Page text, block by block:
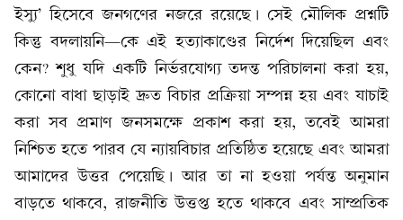
ইস্যু’ হিসেবে জনগণের নজরে রয়েছে। সেই মৌলিক প্রশ্নটি
কিন্তু বদলায়নি—কে এই হত্যাকাণ্ডের নির্দেশ দিয়েছিল এবং
কেন? শুধু যদি একটি নির্ভরযোগ্য তদন্ত পরিচালনা করা হয়,
কোনো বাধা ছাড়াই দ্রুত বিচার প্রক্রিয়া সম্পন্ন হয় এবং যাচাই
করা সব প্রমাণ জনসমক্ষে প্রকাশ করা হয়, তবেই আমরা
নিশ্চিত হতে পারব যে ন্যায়বিচার প্রতিষ্ঠিত হয়েছে এবং আমরা
আমাদের উত্তর পেয়েছি। আর তা না হওয়া পর্যন্ত অনুমান
বাড়তে থাকবে, রাজনীতি উত্তপ্ত হতে থাকবে এবং সাম্প্রতিক